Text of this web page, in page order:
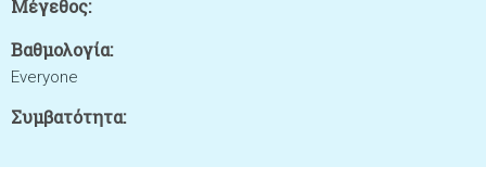
Μέγεθος:
Βαθμολογία:
Everyone
Συμβατότητα: